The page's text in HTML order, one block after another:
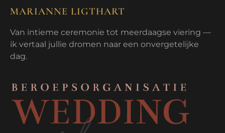
MARIANNE LIGTHART
Van intieme ceremonie tot meerdaagse viering —
ik vertaal jullie dromen naar een onvergetelijke
dag.